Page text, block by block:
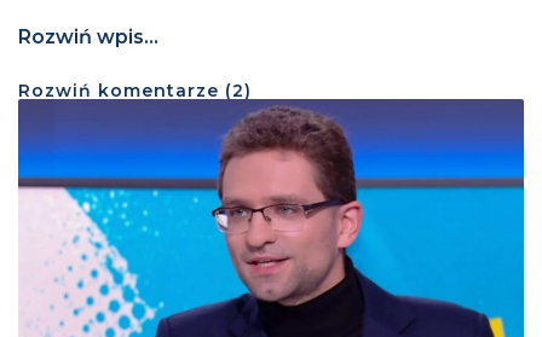
Rozwiń wpis...
Rozwiń komentarze (2)